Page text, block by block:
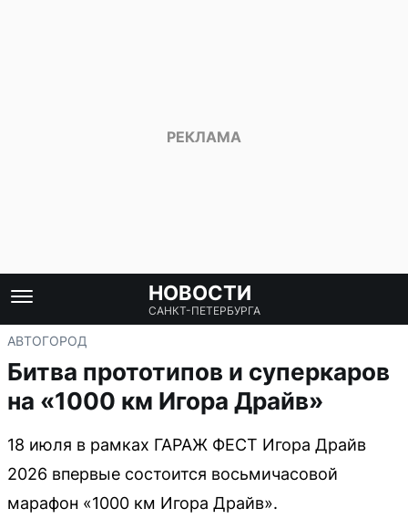
НОВОСТИ
САНКТ-ПЕТЕРБУРГА
АВТОГОРОД
Битва прототипов и суперкаров
на «1000 км Игора Драйв»
18 июля в рамках ГАРАЖ ФЕСТ Игора Драйв
2026 впервые состоится восьмичасовой
марафон «1000 км Игора Драйв».